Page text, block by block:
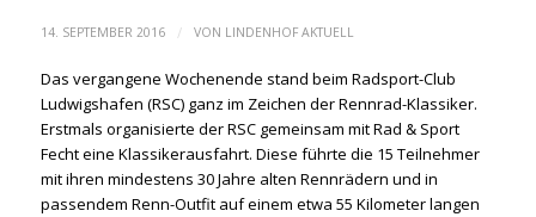
14. SEPTEMBER 2016 / VON LINDENHOF AKTUELL
Das vergangene Wochenende stand beim Radsport-Club
Ludwigshafen (RSC) ganz im Zeichen der Rennrad-Klassiker.
Erstmals organisierte der RSC gemeinsam mit Rad & Sport
Fecht eine Klassikerausfahrt. Diese führte die 15 Teilnehmer
mit ihren mindestens 30 Jahre alten Rennrädern und in
passendem Renn-Outfit auf einem etwa 55 Kilometer langen